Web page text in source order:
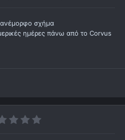
σχήμα
ημέρες πάνω από το Corvus